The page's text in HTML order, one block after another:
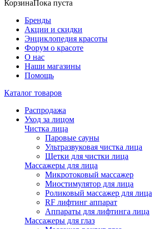
КорзинаПока пуста
Бренды
Акции и скидки
Энциклопедия красоты
Форум о красоте
О нас
Наши магазины
Помощь
Каталог товаров
Распродажа
Уход за лицом
Чистка лица
Паровые сауны
Ультразвуковая чистка лица
Щетки для чистки лица
Массажеры для лица
Микротоковый массажер
Миостимулятор для лица
Роликовый массажер для лица
RF лифтинг аппарат
Аппараты для лифтинга лица
Массажеры для глаз